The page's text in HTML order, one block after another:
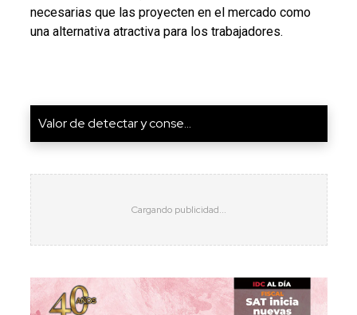
necesarias que las proyecten en el mercado como
una alternativa atractiva para los trabajadores.
Valor de detectar y conse...